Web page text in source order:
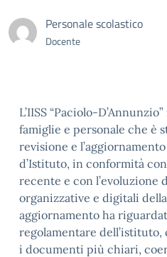
Personale scolastico
Docente
L’IISS “Paciolo-
famiglie e personale che è
revisione e
d’Istituto, in conformità
recente e con
organizzative e digitali
aggiornamento ha
regolamentare
i documenti più chiari,